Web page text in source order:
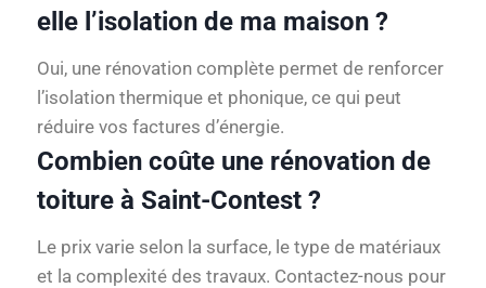
elle l’isolation de ma maison ?
Oui, une rénovation complète permet de renforcer
l’isolation thermique et phonique, ce qui peut
réduire vos factures d’énergie.
Combien coûte une rénovation de
toiture à Saint-Contest ?
Le prix varie selon la surface, le type de matériaux
et la complexité des travaux. Contactez-nous pour